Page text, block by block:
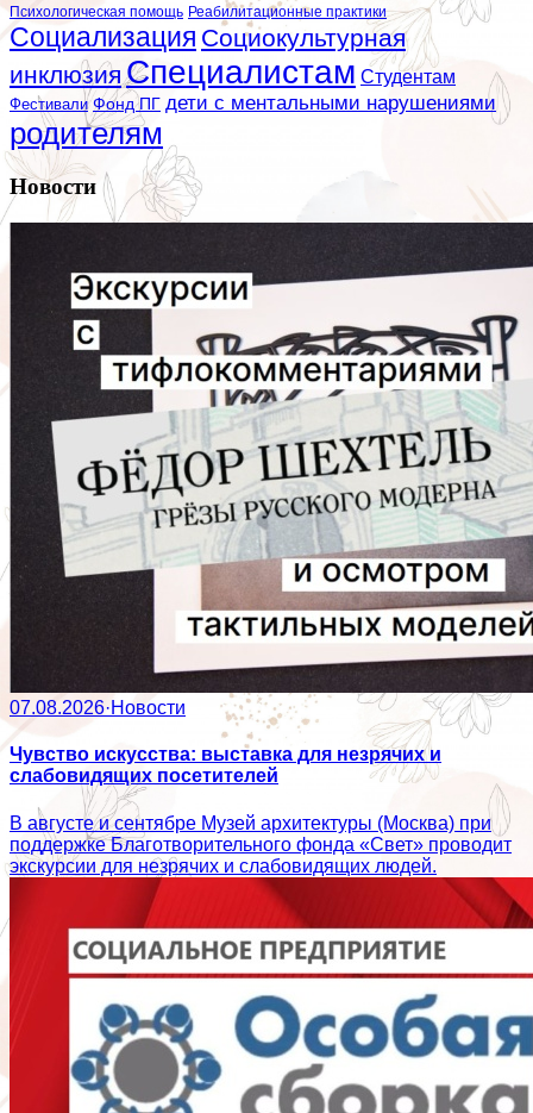
Психологическая помощь Реабилитационные практики
Социализация Социокультурная
инклюзия Специалистам Студентам
Фестивали Фонд ПГ дети с ментальными нарушениями
родителям
Новости
07.08.2026·Новости
Чувство искусства: выставка для незрячих и
слабовидящих посетителей
В августе и сентябре Музей архитектуры (Москва) при
поддержке Благотворительного фонда «Свет» проводит
экскурсии для незрячих и слабовидящих людей.